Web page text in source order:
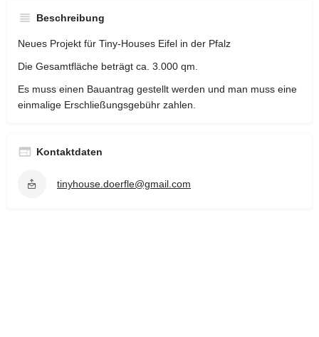
Beschreibung
Neues Projekt für Tiny-Houses Eifel in der Pfalz
Die Gesamtfläche beträgt ca. 3.000 qm.
Es muss einen Bauantrag gestellt werden und man muss eine
einmalige Erschließungsgebühr zahlen.
Kontaktdaten
tinyhouse.doerfle@gmail.com